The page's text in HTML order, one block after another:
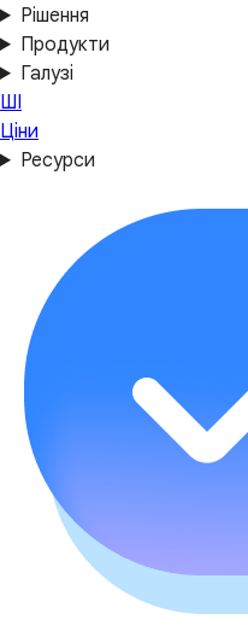
Рішення
Продукти
Галузі
ШІ
Ціни
Ресурси